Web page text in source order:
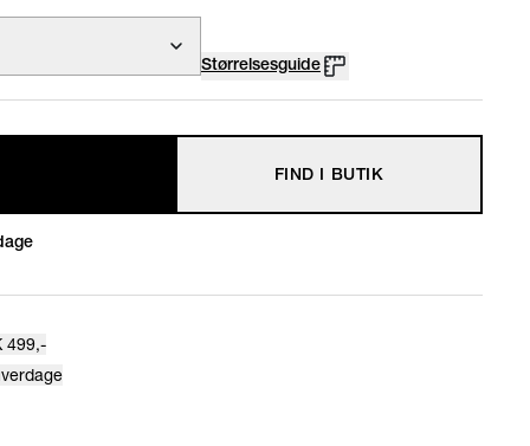
Størrelsesguide
FIND I BUTIK
499,-